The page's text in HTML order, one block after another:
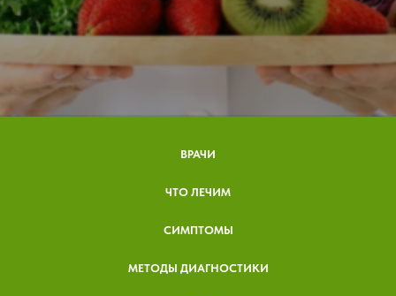
ВРАЧИ
ЧТО ЛЕЧИМ
СИМПТОМЫ
МЕТОДЫ ДИАГНОСТИКИ